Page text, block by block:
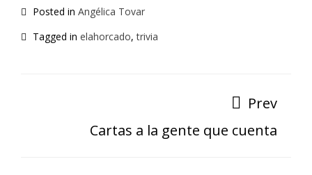
Posted in Angélica Tovar
Tagged in elahorcado,trivia
Prev
Cartas a la gente que cuenta